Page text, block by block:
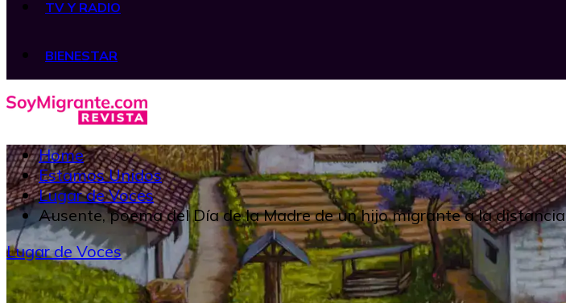
TV Y RADIO
BIENESTAR
Home
Estamos Unidos
Lugar de Voces
Ausente, poema del Día de la Madre de un hijo migrante a la distancia
Lugar de Voces